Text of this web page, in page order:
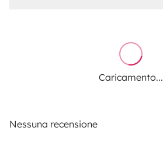
Caricamento...
Nessuna recensione